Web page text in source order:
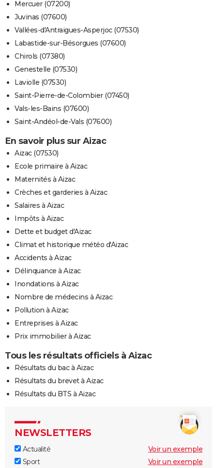
Mercuer (07200)
Juvinas (07600)
Vallées-d'Antraigues-Asperjoc (07530)
Labastide-sur-Bésorgues (07600)
Chirols (07380)
Genestelle (07530)
Laviolle (07530)
Saint-Pierre-de-Colombier (07450)
Vals-les-Bains (07600)
Saint-Andéol-de-Vals (07600)
En savoir plus sur Aizac
Aizac (07530)
Ecole primaire à Aizac
Maternités à Aizac
Crèches et garderies à Aizac
Salaires à Aizac
Impôts à Aizac
Dette et budget d'Aizac
Climat et historique météo d'Aizac
Accidents à Aizac
Délinquance à Aizac
Inondations à Aizac
Nombre de médecins à Aizac
Pollution à Aizac
Entreprises à Aizac
Prix immobilier à Aizac
Tous les résultats officiels à Aizac
Résultats du bac à Aizac
Résultats du brevet à Aizac
Résultats du BTS à Aizac
NEWSLETTERS
Actualité
Voir un exemple
Sport
Voir un exemple